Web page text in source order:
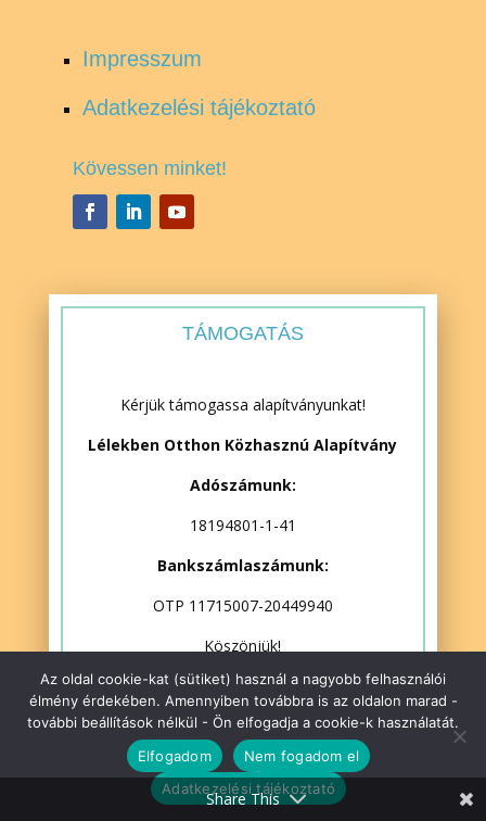
Impresszum
Adatkezelési tájékoztató
Kövessen minket!
TÁMOGATÁS
Kérjük támogassa alapítványunkat!
Lélekben Otthon Közhasznú Alapítvány
Adószámunk:
18194801-1-41
Bankszámlaszámunk:
OTP 11715007-20449940
Köszönjük!
A megjelent cikkek és hozzászólások a szerzők
szellemi tulajdonát képezik, sokszorosításuk vagy
bármilyen felhasználásuk kizárólag írásbeli engedéllyel
Share This
Az oldal cookie-kat (sütiket) használ a nagyobb felhasználói
élmény érdekében. Amennyiben továbbra is az oldalon marad -
további beállítások nélkül - Ön elfogadja a cookie-k használatát.
Elfogadom
Nem fogadom el
Adatkezelési tájékoztató